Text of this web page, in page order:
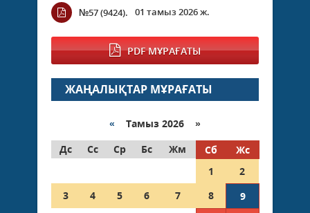
№57 (9424). 01 тамыз 2026 ж.
PDF МҰРАҒАТЫ
ЖАҢАЛЫҚТАР МҰРАҒАТЫ
« Тамыз 2026 »
Дс
Сс Ср Бс Жм Сб
Жс
1
2
3
4 5 6 7 8
9